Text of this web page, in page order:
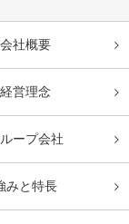
会社概要
経営理念
ープ会社
みと特長